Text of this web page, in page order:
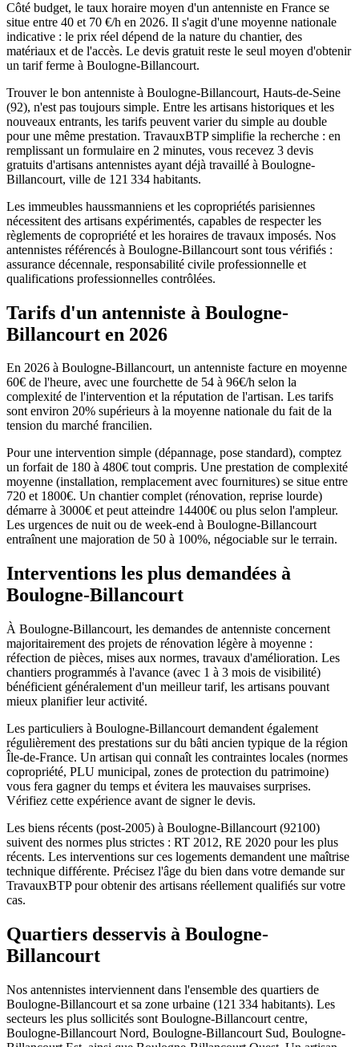
Côté budget, le taux horaire moyen d'un antenniste en France se
situe entre 40 et 70 €/h en 2026. Il s'agit d'une moyenne nationale
indicative : le prix réel dépend de la nature du chantier, des
matériaux et de l'accès. Le devis gratuit reste le seul moyen d'obtenir
un tarif ferme à Boulogne-Billancourt.
Trouver le bon antenniste à Boulogne-Billancourt, Hauts-de-Seine
(92), n'est pas toujours simple. Entre les artisans historiques et les
nouveaux entrants, les tarifs peuvent varier du simple au double
pour une même prestation. TravauxBTP simplifie la recherche : en
remplissant un formulaire en 2 minutes, vous recevez 3 devis
gratuits d'artisans antennistes ayant déjà travaillé à Boulogne-
Billancourt, ville de 121 334 habitants.
Les immeubles haussmanniens et les copropriétés parisiennes
nécessitent des artisans expérimentés, capables de respecter les
règlements de copropriété et les horaires de travaux imposés. Nos
antennistes référencés à Boulogne-Billancourt sont tous vérifiés :
assurance décennale, responsabilité civile professionnelle et
qualifications professionnelles contrôlées.
Tarifs d'un antenniste à Boulogne-
Billancourt en 2026
En 2026 à Boulogne-Billancourt, un antenniste facture en moyenne
60€ de l'heure, avec une fourchette de 54 à 96€/h selon la
complexité de l'intervention et la réputation de l'artisan. Les tarifs
sont environ 20% supérieurs à la moyenne nationale du fait de la
tension du marché francilien.
Pour une intervention simple (dépannage, pose standard), comptez
un forfait de 180 à 480€ tout compris. Une prestation de complexité
moyenne (installation, remplacement avec fournitures) se situe entre
720 et 1800€. Un chantier complet (rénovation, reprise lourde)
démarre à 3000€ et peut atteindre 14400€ ou plus selon l'ampleur.
Les urgences de nuit ou de week-end à Boulogne-Billancourt
entraînent une majoration de 50 à 100%, négociable sur le terrain.
Interventions les plus demandées à
Boulogne-Billancourt
À Boulogne-Billancourt, les demandes de antenniste concernent
majoritairement des projets de rénovation légère à moyenne :
réfection de pièces, mises aux normes, travaux d'amélioration. Les
chantiers programmés à l'avance (avec 1 à 3 mois de visibilité)
bénéficient généralement d'un meilleur tarif, les artisans pouvant
mieux planifier leur activité.
Les particuliers à Boulogne-Billancourt demandent également
régulièrement des prestations sur du bâti ancien typique de la région
Île-de-France. Un artisan qui connaît les contraintes locales (normes
copropriété, PLU municipal, zones de protection du patrimoine)
vous fera gagner du temps et évitera les mauvaises surprises.
Vérifiez cette expérience avant de signer le devis.
Les biens récents (post-2005) à Boulogne-Billancourt (92100)
suivent des normes plus strictes : RT 2012, RE 2020 pour les plus
récents. Les interventions sur ces logements demandent une maîtrise
technique différente. Précisez l'âge du bien dans votre demande sur
TravauxBTP pour obtenir des artisans réellement qualifiés sur votre
cas.
Quartiers desservis à Boulogne-
Billancourt
Nos antennistes interviennent dans l'ensemble des quartiers de
Boulogne-Billancourt et sa zone urbaine (121 334 habitants). Les
secteurs les plus sollicités sont Boulogne-Billancourt centre,
Boulogne-Billancourt Nord, Boulogne-Billancourt Sud, Boulogne-